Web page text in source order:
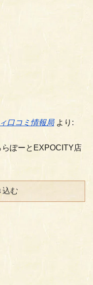
口コミ情報局 より:
ぽーとEXPOCITY店
込む